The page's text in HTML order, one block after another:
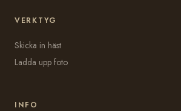
VERKTYG
Skicka in häst
Ladda upp foto
INFO